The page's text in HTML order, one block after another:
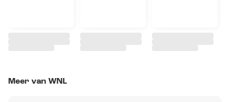
Meer van WNL